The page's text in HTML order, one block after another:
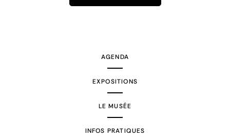
AGENDA
EXPOSITIONS
LE MUSÉE
INFOS PRATIQUES